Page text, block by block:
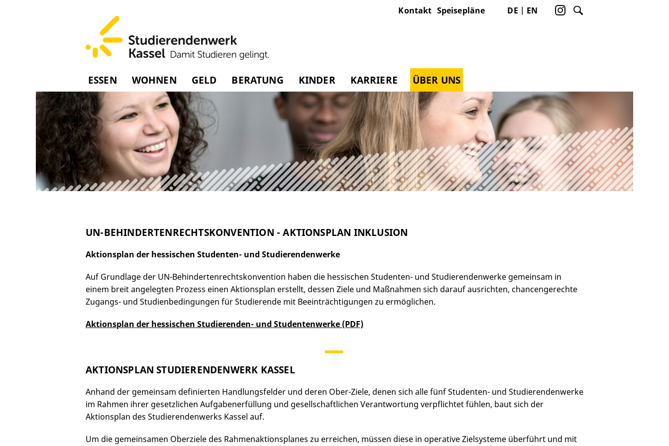
Kontakt Speisepläne DE EN
ESSEN WOHNEN GELD BERATUNG KINDER KARRIERE ÜBER UNS
UN-BEHINDERTENRECHTSKONVENTION - AKTIONSPLAN INKLUSION
Aktionsplan der hessischen Studenten- und Studierendenwerke
Auf Grundlage der UN-Behindertenrechtskonvention haben die hessischen Studenten- und Studierendenwerke gemeinsam in
einem breit angelegten Prozess einen Aktionsplan erstellt, dessen Ziele und Maßnahmen sich darauf ausrichten, chancengerechte
Zugangs- und Studienbedingungen für Studierende mit Beeinträchtigungen zu ermöglichen.
Aktionsplan der hessischen Studierenden- und Studentenwerke (PDF)
AKTIONSPLAN STUDIERENDENWERK KASSEL
Anhand der gemeinsam definierten Handlungsfelder und deren Ober-Ziele, denen sich alle fünf Studenten- und Studierendenwerke
im Rahmen ihrer gesetzlichen Aufgabenerfüllung und gesellschaftlichen Verantwortung verpflichtet fühlen, baut sich der
Aktionsplan des Studierendenwerks Kassel auf.
Um die gemeinsamen Oberziele des Rahmenaktionsplanes zu erreichen, müssen diese in operative Zielsysteme überführt und mit